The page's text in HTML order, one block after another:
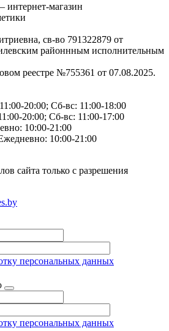
интернет-магазин
св-во 791322879 от
районнным исполнительным
реестре №755361 от 07.08.2025.
20:00; Сб-вс: 11:00-18:00
20:00; Сб-вс: 11:00-17:00
10:00-21:00
10:00-21:00
сайта только с разрешения
персональных данных
персональных данных